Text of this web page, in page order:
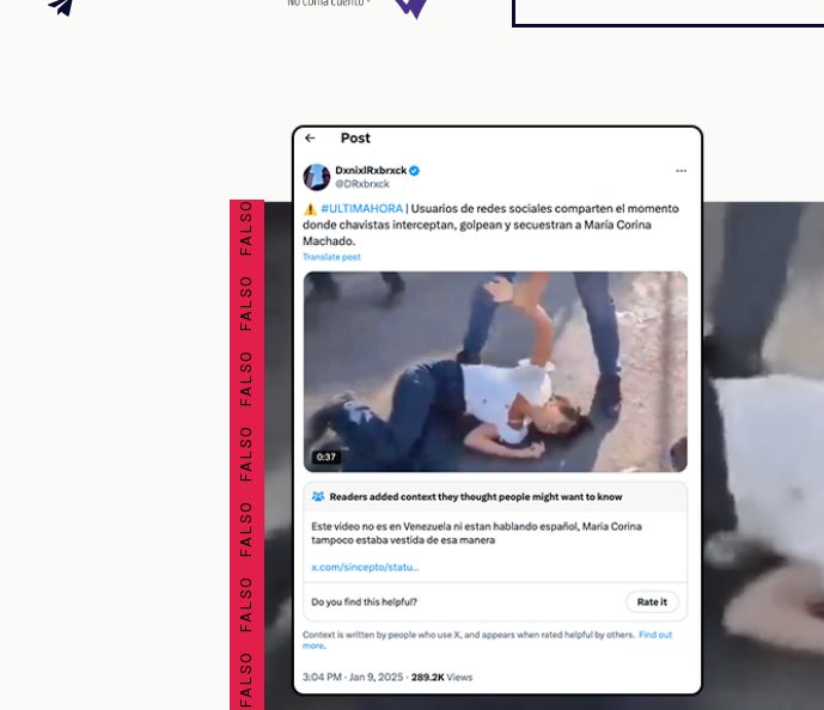
FALSO FALSO FALSO FALSO FALSO FALSO FALSO FALSO